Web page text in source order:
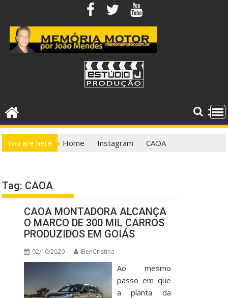
content
You are here Home Instagram CAOA
Tag: CAOA
CAOA MONTADORA ALCANÇA
O MARCO DE 300 MIL CARROS
PRODUZIDOS EM GOIÁS
02/10/2020 ElenCristina
Ao mesmo
passo em que
a planta da